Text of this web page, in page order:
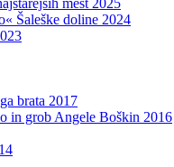
Šaleške doline 2024
brata 2017
in grob Angele Boškin 2016